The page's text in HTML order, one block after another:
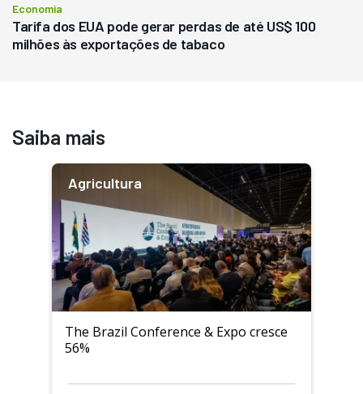
Economia
Tarifa dos EUA pode gerar perdas de até US$ 100
milhões às exportações de tabaco
Saiba mais
Agricultura
The Brazil Conference & Expo cresce
56%